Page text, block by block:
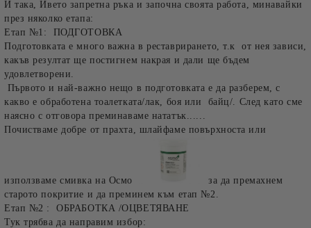
И така, Ивето запретна ръка и започна своята работа, минавайки
през няколко етапа:
Етап №1: ПОДГОТОВКА
Подготовката е много важна в реставрирането, т.к от нея зависи,
какъв резултат ще постигнем накрая и дали ще бъдем
удовлетворени.
Първото и най-важно нещо в подготовката е да разберем, с
какво е обработена тоалетката/лак, боя или байц/. След като сме
наясно с отговора преминаваме нататък......
Почистваме добре от прахта, шлайфаме повърхноста или
използваме смивка на Осмо
за да премахнем
старото покритие и да преминем към етап №2.
Етап №2 :ОБРАБОТКА /ОЦВЕТЯВАНЕ
Тук трябва да направим избор: